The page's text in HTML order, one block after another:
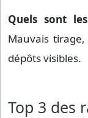
Quels sont
Mauvais
dépôts visibles.
Top 3 des